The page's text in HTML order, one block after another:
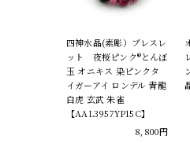
四神水晶(素彫）ブレスレ
ット 夜桜ピンク®とんぼ
玉 オニキス 染ピンクタ
イガーアイ ロンデル 青龍
白虎 玄武 朱雀
【AAL3957YP15C】
8,800円